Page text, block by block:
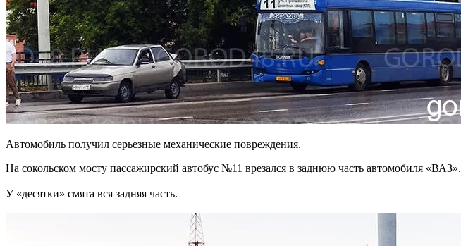
Автомобиль получил серьезные механические повреждения.
На сокольском мосту пассажирский автобус №11 врезался в заднюю часть автомобиля «ВАЗ».
У «десятки» смята вся задняя часть.